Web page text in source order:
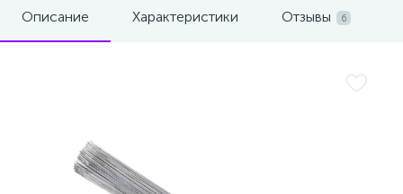
Описание Характеристики Отзывы 6